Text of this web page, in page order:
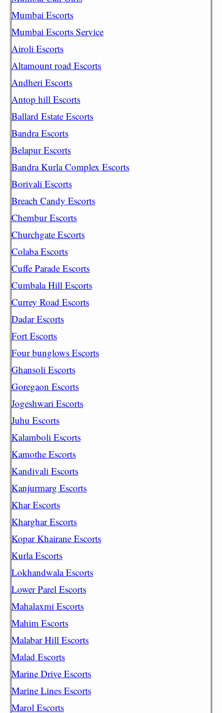
Mumbai Escorts
Mumbai Escorts Service
Airoli Escorts
Altamount road Escorts
Andheri Escorts
Antop hill Escorts
Ballard Estate Escorts
Bandra Escorts
Belapur Escorts
Bandra Kurla Complex Escorts
Borivali Escorts
Breach Candy Escorts
Chembur Escorts
Churchgate Escorts
Colaba Escorts
Cuffe Parade Escorts
Cumbala Hill Escorts
Currey Road Escorts
Dadar Escorts
Fort Escorts
Four bunglows Escorts
Ghansoli Escorts
Goregaon Escorts
Jogeshwari Escorts
Juhu Escorts
Kalamboli Escorts
Kamothe Escorts
Kandivali Escorts
Kanjurmarg Escorts
Khar Escorts
Kharghar Escorts
Kopar Khairane Escorts
Kurla Escorts
Lokhandwala Escorts
Lower Parel Escorts
Mahalaxmi Escorts
Mahim Escorts
Malabar Hill Escorts
Malad Escorts
Marine Drive Escorts
Marine Lines Escorts
Marol Escorts